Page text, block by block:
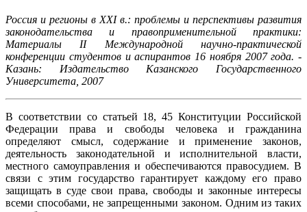
Россия и регионы в XXI в.: проблемы и перспективы развития
законодательства и правоприменительной практики:
Материалы II Международной научно-практической
конференции студентов и аспирантов 16 ноября 2007 года. -
Казань: Издательство Казанского Государственного
Университета, 2007
В соответствии со статьей 18, 45 Конституции Российской
Федерации права и свободы человека и гражданина
определяют смысл, содержание и применение законов,
деятельность законодательной и исполнительной власти,
местного самоуправления и обеспечиваются правосудием. В
связи с этим государство гарантирует каждому его право
защищать в суде свои права, свободы и законные интересы
всеми способами, не запрещенными законом. Одним из таких